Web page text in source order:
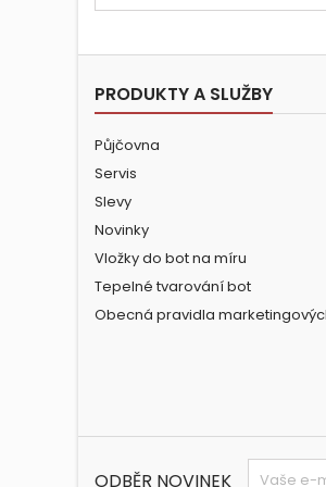
PRODUKTY A SLUŽBY
Půjčovna
Servis
Slevy
Novinky
Vložky do bot na míru
Tepelné tvarování bot
Obecná pravidla
ODBĚR NOVINEK